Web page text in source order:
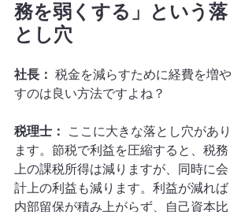
務を弱くする」という落
とし穴
社長： 税金を減らすために経費を増や
すのは良い方法ですよね？
税理士：
ここに大きな落とし穴があり
ます。節税で利益を圧縮すると、税務
上の課税所得は減りますが、同時に会
計上の利益も減ります。利益が減れば
内部留保が積み上がらず、自己資本比